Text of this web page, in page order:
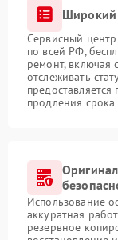
Широкий
Сервисный центр
по всей РФ,
ремонт, включая
отслеживать
продления
Использование
аккуратная
резервное